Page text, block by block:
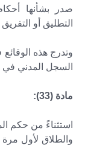
صدر بشأنها
التطليق أو
وتدرج هذه
السجل المدني في
مادة (33):
والطلاق لأول